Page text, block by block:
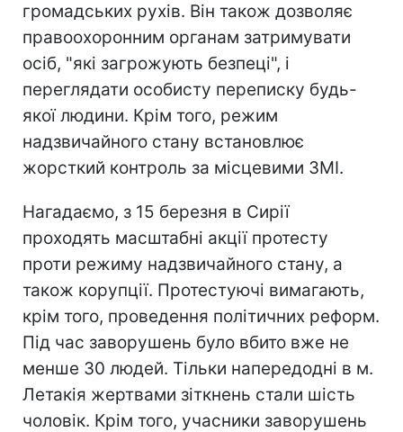
громадських рухів. Він також дозволяє
правоохоронним органам затримувати
осіб, "які загрожують безпеці", і
переглядати особисту переписку будь-
якої людини. Крім того, режим
надзвичайного стану встановлює
жорсткий контроль за місцевими ЗМІ.
Нагадаємо, з 15 березня в Сирії
проходять масштабні акції протесту
проти режиму надзвичайного стану, а
також корупції. Протестуючі вимагають,
крім того, проведення політичних реформ.
Під час заворушень було вбито вже не
менше 30 людей. Тільки напередодні в м.
Летакія жертвами зіткнень стали шість
чоловік. Крім того, учасники заворушень